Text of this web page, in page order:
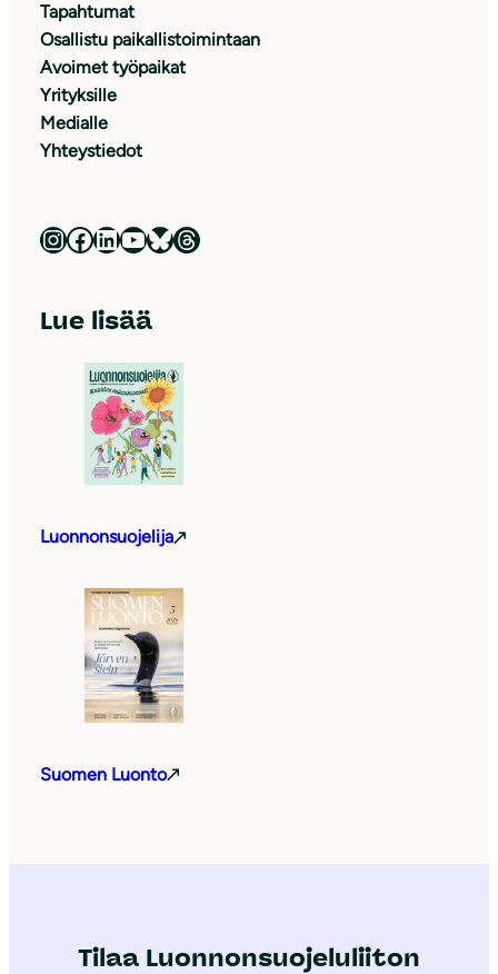
Tapahtumat
Osallistu paikallistoimintaan
Avoimet työpaikat
Yrityksille
Medialle
Yhteystiedot
Luonnonsuojeluliitto Instagramissa Luonnonsuojeluliitto Facebookissa Luonnonsuojeluliitto LinkedInissä Luonnonsuojeluliiton YouTube-kanava Luonnonsuojeluliitto Blueskyssa Luonnonsuojeluliitto Threadsissa
Lue lisää
Luonnonsuojelija
Suomen Luonto
Tilaa Luonnonsuojeluliiton